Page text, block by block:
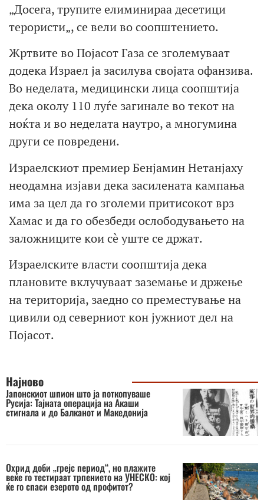
„Досега, трупите елиминираа десетици
терористи„, се вели во соопштението.
Жртвите во Појасот Газа се зголемуваат
додека Израел ја засилува својата офанзива.
Во неделата, медицински лица соопштија
дека околу 110 луѓе загинале во текот на
ноќта и во неделата наутро, а многумина
други се повредени.
Израелскиот премиер Бенјамин Нетанјаху
неодамна изјави дека засилената кампања
има за цел да го зголеми притисокот врз
Хамас и да го обезбеди ослободувањето на
заложниците кои сè уште се држат.
Израелските власти соопштија дека
плановите вклучуваат заземање и држење
на територија, заедно со преместување на
цивили од северниот кон јужниот дел на
Појасот.
Најново
Јапонскиот шпион што ја поткопуваше
Русија: Тајната операција на Акаши
стигнала и до Балканот и Македонија
Охрид доби „грејс период“, но плажите
веќе го тестираат трпението на УНЕСКО: кој
ќе го спаси езерото од профитот?